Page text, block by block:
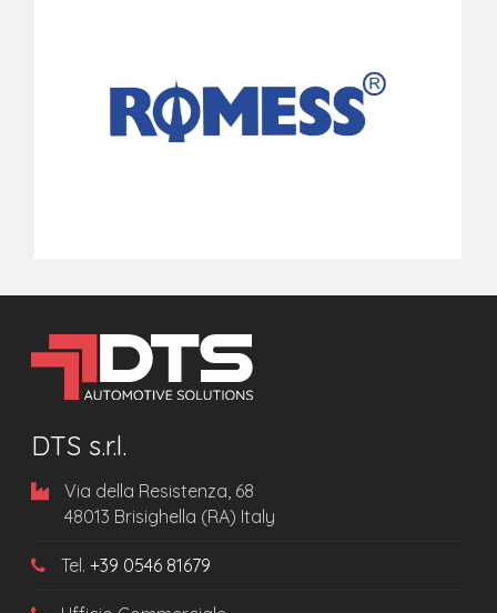
DTS s.r.l.
Via della Resistenza, 68
48013 Brisighella (RA) Italy
Tel.+39 0546 81679